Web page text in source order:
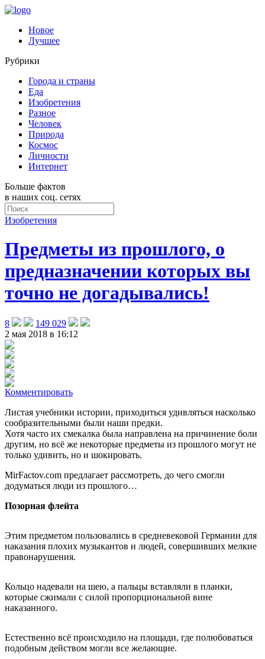
Новое
Лучшее
Рубрики
Города и страны
Еда
Изобретения
Разное
Человек
Природа
Космос
Личности
Интернет
Больше фактов
в наших соц. сетях
Изобретения
Предметы из прошлого, о
предназначении которых вы
точно не догадывались!
8
149 029
2 мая 2018 в 16:12
Комментировать
Листая учебники истории, приходиться удивляться насколько
сообразительными были наши предки.
Хотя часто их смекалка была направлена на причинение боли
другим, но всё же некоторые предметы из прошлого могут не
только удивить, но и шокировать.
MirFactov.com предлагает рассмотреть, до чего смогли
додуматься люди из прошлого…
Позорная флейта
Этим предметом пользовались в средневековой Германии для
наказания плохих музыкантов и людей, совершивших мелкие
правонарушения.
Кольцо надевали на шею, а пальцы вставляли в планки,
которые сжимали с силой пропорциональной вине
наказанного.
Естественно всё происходило на площади, где полюбоваться
подобным действом могли все желающие.